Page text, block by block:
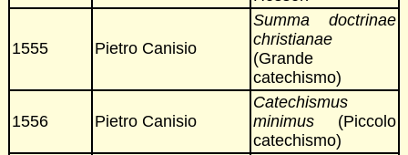
1555 Pietro Canisio
Summa doctrinae
christianae
(Grande
catechismo)
1556 Pietro Canisio
Catechismus
minimus (Piccolo
catechismo)